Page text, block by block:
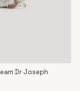
Dr Joseph